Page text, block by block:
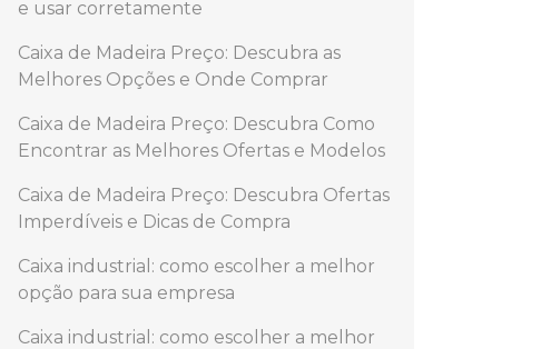
e usar corretamente
Caixa de Madeira Preço: Descubra as
Melhores Opções e Onde Comprar
Caixa de Madeira Preço: Descubra Como
Encontrar as Melhores Ofertas e Modelos
Caixa de Madeira Preço: Descubra Ofertas
Imperdíveis e Dicas de Compra
Caixa industrial: como escolher a melhor
opção para sua empresa
Caixa industrial: como escolher a melhor